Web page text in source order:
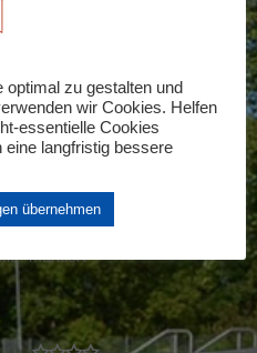
Rezension für
veröffentlicht.
*markiert
optimal zu gestalten und
wir Cookies. Helfen
essentielle Cookies
langfristig bessere
übernehmen